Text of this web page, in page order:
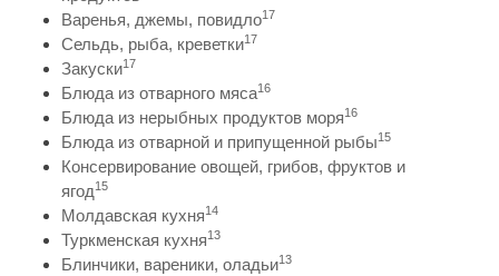
Варенья, джемы, повидло17
Сельдь, рыба, креветки17
Закуски17
Блюда из отварного мяса16
Блюда из нерыбных продуктов моря16
Блюда из отварной и припущенной рыбы15
Консервирование овощей, грибов, фруктов и
ягод15
Молдавская кухня14
Туркменская кухня13
Блинчики, вареники, оладьи13